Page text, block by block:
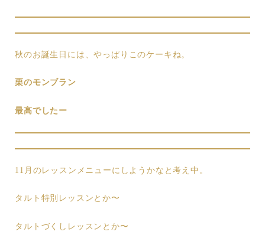
秋のお誕生日には、やっぱりこのケーキね。
栗のモンブラン
最高でしたー
11月のレッスンメニューにしようかなと考え中。
タルト特別レッスンとか〜
タルトづくしレッスンとか〜